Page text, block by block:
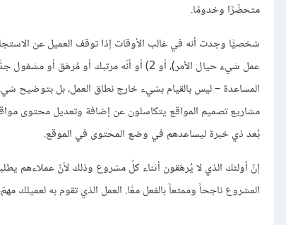
متحضّرًا وخدومًا.
عمل شيء حيال الأمر)، أو 2) أو أنّه مرتبك
المساعدة – ليس بالقيام بشيء خارج نطاق العمل، بل بتوضيح
مشاريع تصميم المواقع يتكاسلون عن إضافة وتعديل محتوى
بُعد ذي خبرة ليساعدهم في وضع المحتوى في الموقع.
إنّ أولئك الذي لا يُرهَقون أثناء كلّ مشروع وذلك لأنّ عملاءهم
المشروع ناجحاً وممتعاً بالفعل معًا. العمل الذي تقوم به لعميلك